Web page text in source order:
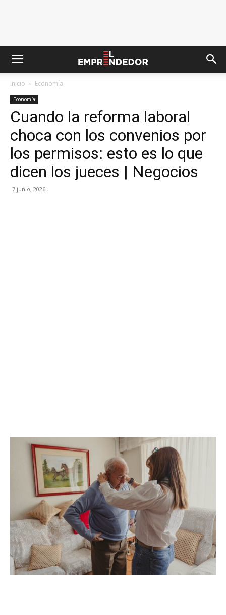
Inicio Economía
Economía
Cuando la reforma laboral
choca con los convenios por
los permisos: esto es lo que
dicen los jueces | Negocios
7 junio, 2026